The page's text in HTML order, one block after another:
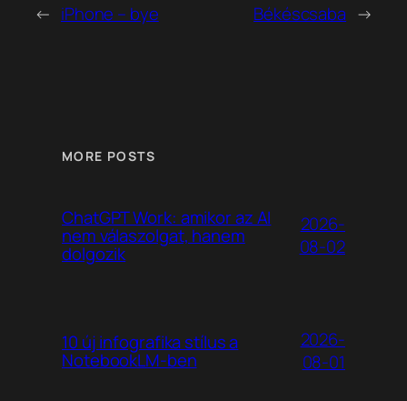
← iPhone – bye Békéscsaba →
MORE POSTS
ChatGPT Work: amikor az AI
nem válaszolgat, hanem
dolgozik
2026-
08-02
10 új infografika stílus a
NotebookLM-ben
2026-
08-01